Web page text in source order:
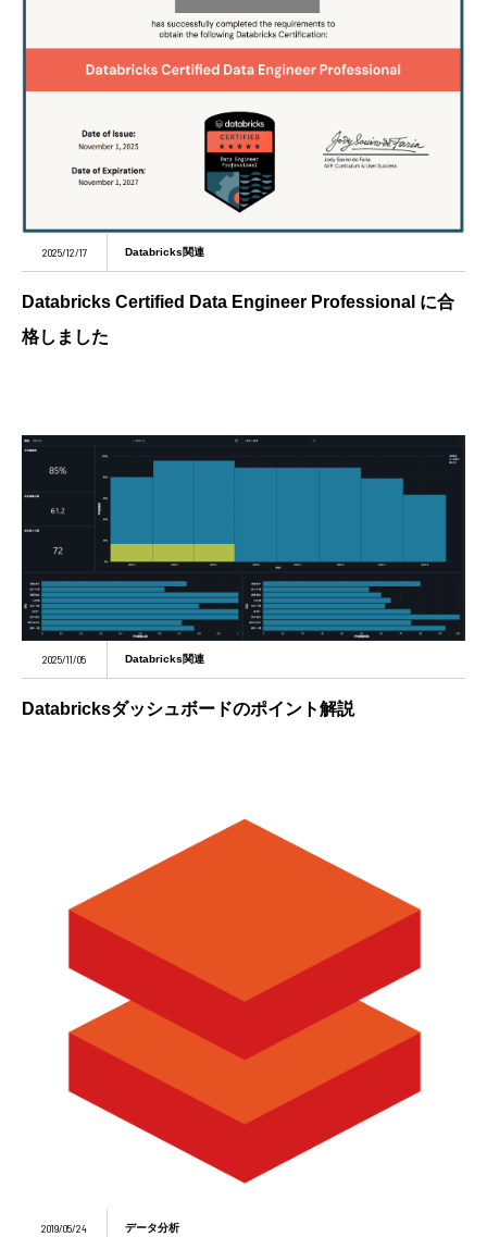
2025/12/17 Databricks関連
Databricks Certified Data Engineer Professional に合
格しました
2025/11/05 Databricks関連
Databricksダッシュボードのポイント解説
2019/05/24 データ分析